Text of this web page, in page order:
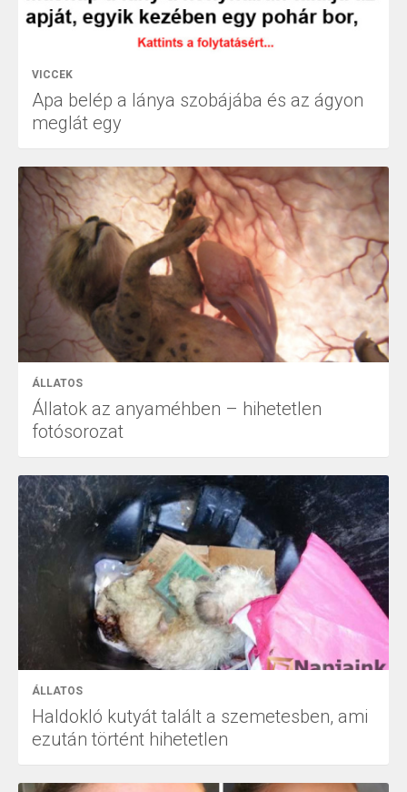
VICCEK
Apa belép a lánya szobájába és az ágyon
meglát egy
ÁLLATOS
Állatok az anyaméhben – hihetetlen
fotósorozat
ÁLLATOS
Haldokló kutyát talált a szemetesben, ami
ezután történt hihetetlen